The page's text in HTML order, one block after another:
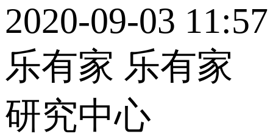
2020-09-03 11:57
乐有家 乐有家
研究中心